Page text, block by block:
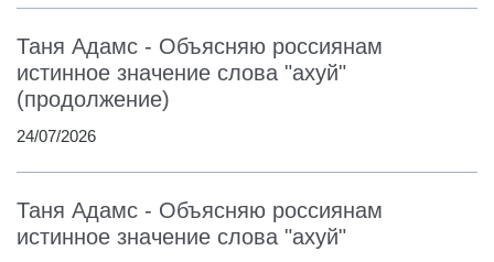
Таня Адамс - Объясняю россиянам
истинное значение слова "ахуй"
(продолжение)
24/07/2026
Таня Адамс - Объясняю россиянам
истинное значение слова "ахуй"